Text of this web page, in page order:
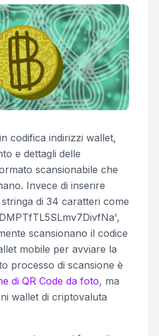
codifica indirizzi wallet,
e dettagli delle
scansionabile che
Invece di inserire
di 34 caratteri come
scansionano il codice
mobile per avviare la
processo di scansione è
di QR Code da foto, ma
wallet di criptovaluta